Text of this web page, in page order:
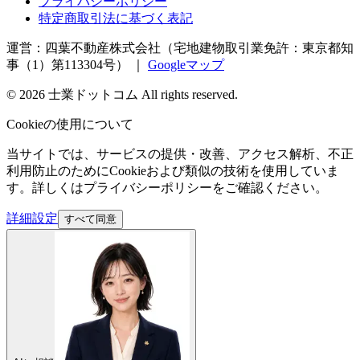
特定商取引法に基づく表記
運営：四葉不動産株式会社（宅地建物取引業免許：東京都知
事（1）第113304号）
Googleマップ
© 2026 士業ドットコム All rights reserved.
Cookieの使用について
当サイトでは、サービスの提供・改善、アクセス解析、不正
利用防止のためにCookieおよび類似の技術を使用していま
す。詳しくはプライバシーポリシーをご確認ください。
詳細設定 すべて同意